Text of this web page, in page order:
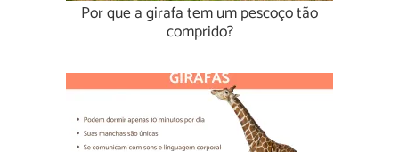
Por que a girafa tem um pescoço tão
comprido?